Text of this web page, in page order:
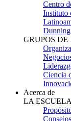
Centro
Instituto
GRUPOS
Ciencia
Acerca de
LA ESCUELA